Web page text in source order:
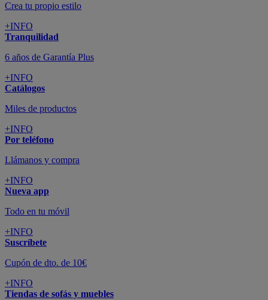
Crea tu propio estilo
+INFO
Tranquilidad
6 años de Garantía Plus
+INFO
Catálogos
Miles de productos
+INFO
Por teléfono
Llámanos y compra
+INFO
Nueva app
Todo en tu móvil
+INFO
Suscríbete
Cupón de dto. de 10€
+INFO
Tiendas de sofás y muebles